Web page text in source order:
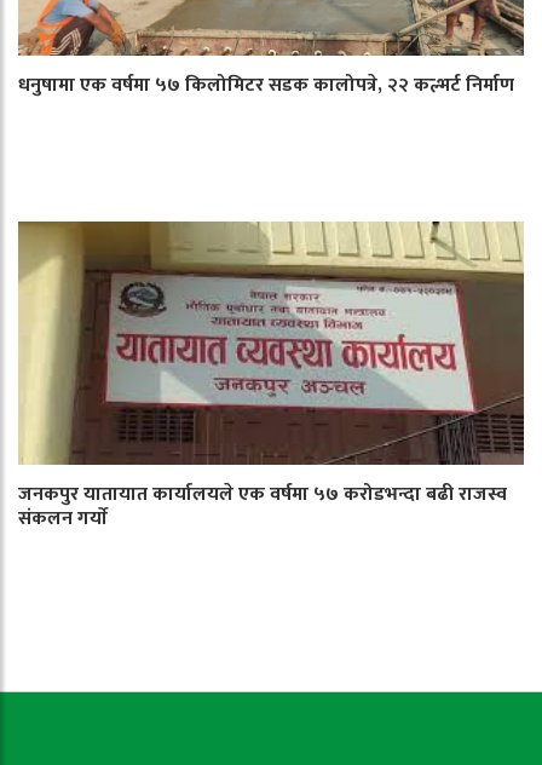
धनुषामा एक वर्षमा ५७ किलोमिटर सडक कालोपत्रे, २२ कल्भर्ट निर्माण
जनकपुर यातायात कार्यालयले एक वर्षमा ५७ करोडभन्दा बढी राजस्व
संकलन गर्याे